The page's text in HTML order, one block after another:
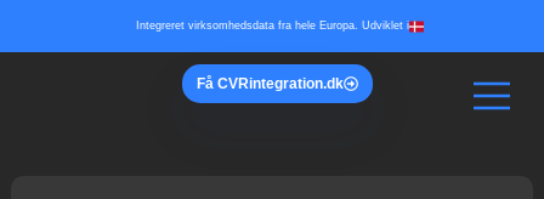
Integreret virksomhedsdata fra hele Europa. Udviklet i
Få CVRintegration.dk